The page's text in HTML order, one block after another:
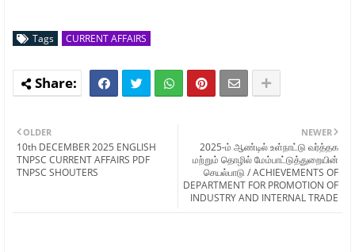
Tags CURRENT AFFAIRS
NEWER
2025-ம் ஆண்டில் உள்நாட்டு வர்த்தக
மற்றும் தொழில் மேம்பாட்டுத்துறையின்
செயல்பாடு / ACHIEVEMENTS OF
DEPARTMENT FOR PROMOTION OF
INDUSTRY AND INTERNAL TRADE
OLDER
10th DECEMBER 2025 ENGLISH
TNPSC CURRENT AFFAIRS PDF
TNPSC SHOUTERS